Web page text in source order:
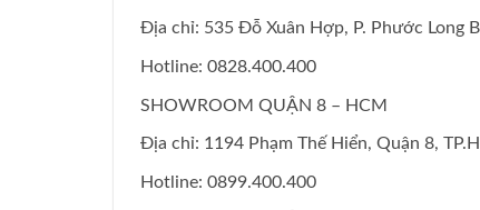
Địa chỉ: 535 Đỗ Xuân Hợp, P. Phước Long
Hotline: 0828.400.400
SHOWROOM QUẬN 8 – HCM
Địa chỉ: 1194 Phạm Thế Hiển, Quận 8,
Hotline: 0899.400.400